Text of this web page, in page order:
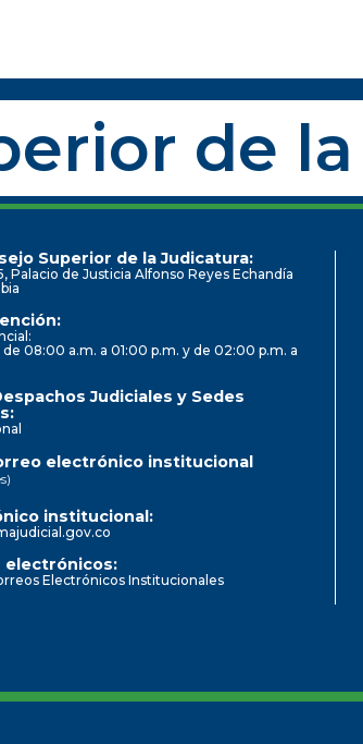
de
Superior de la Judicatura:
Palacio de Justicia Alfonso Reyes Echandía
08:00 a.m. a 01:00 p.m. y de 02:00 p.m. a
Judiciales y Sedes
electrónico institucional
institucional:
electrónicos:
Electrónicos Institucionales